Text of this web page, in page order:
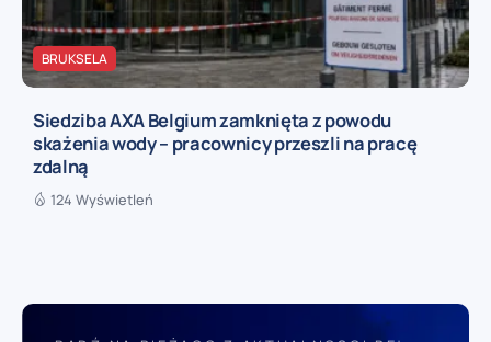
BRUKSELA
Siedziba AXA Belgium zamknięta z powodu
skażenia wody – pracownicy przeszli na pracę
zdalną
124 Wyświetleń